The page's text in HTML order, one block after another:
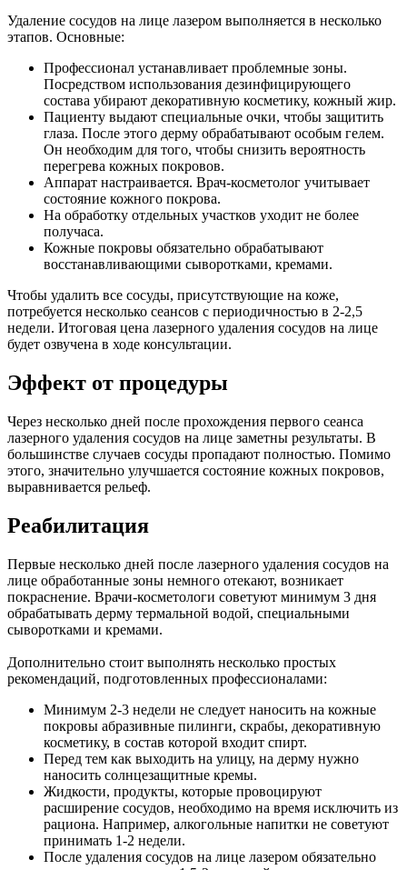
Удаление сосудов на лице лазером выполняется в несколько
этапов. Основные:
Профессионал устанавливает проблемные зоны.
Посредством использования дезинфицирующего
состава убирают декоративную косметику, кожный жир.
Пациенту выдают специальные очки, чтобы защитить
глаза. После этого дерму обрабатывают особым гелем.
Он необходим для того, чтобы снизить вероятность
перегрева кожных покровов.
Аппарат настраивается. Врач-косметолог учитывает
состояние кожного покрова.
На обработку отдельных участков уходит не более
получаса.
Кожные покровы обязательно обрабатывают
восстанавливающими сыворотками, кремами.
Чтобы удалить все сосуды, присутствующие на коже,
потребуется несколько сеансов с периодичностью в 2-2,5
недели. Итоговая цена лазерного удаления сосудов на лице
будет озвучена в ходе консультации.
Эффект от процедуры
Через несколько дней после прохождения первого сеанса
лазерного удаления сосудов на лице заметны результаты. В
большинстве случаев сосуды пропадают полностью. Помимо
этого, значительно улучшается состояние кожных покровов,
выравнивается рельеф.
Реабилитация
Первые несколько дней после лазерного удаления сосудов на
лице обработанные зоны немного отекают, возникает
покраснение. Врачи-косметологи советуют минимум 3 дня
обрабатывать дерму термальной водой, специальными
сыворотками и кремами.
Дополнительно стоит выполнять несколько простых
рекомендаций, подготовленных профессионалами:
Минимум 2-3 недели не следует наносить на кожные
покровы абразивные пилинги, скрабы, декоративную
косметику, в состав которой входит спирт.
Перед тем как выходить на улицу, на дерму нужно
наносить солнцезащитные кремы.
Жидкости, продукты, которые провоцируют
расширение сосудов, необходимо на время исключить из
рациона. Например, алкогольные напитки не советуют
принимать 1-2 недели.
После удаления сосудов на лице лазером обязательно